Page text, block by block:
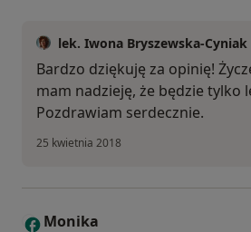
lek. Iwona Bryszewska-Cyniak
Bardzo dziękuję za opinię!
mam nadzieję, że będzie tylko
Pozdrawiam serdecznie.
25 kwietnia 2018
M Monika